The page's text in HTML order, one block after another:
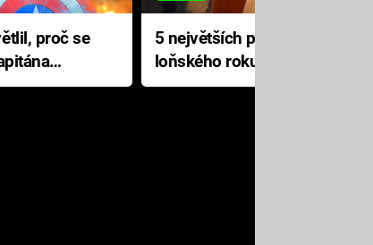
proč se
5 největších propadáků
loňského roku: Disney na
jediné katastrofě prodělal 200